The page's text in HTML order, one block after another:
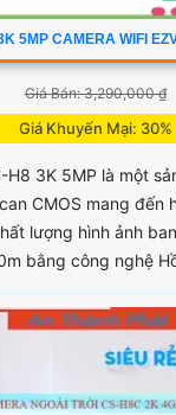
5MP CAMERA WIFI
Giá Bán: 3,290,000 ₫
Giá Khuyến Mại: 30%
H8 3K 5MP là một
CMOS mang đến
lượng hình ảnh
bằng công nghệ